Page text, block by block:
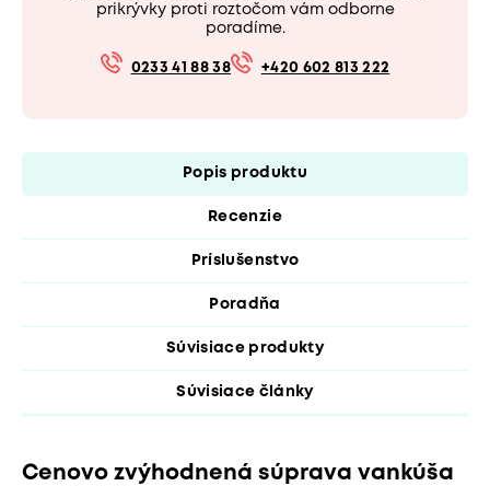
prikrývky proti roztočom vám odborne
poradíme.
0233 41 88 38 +420 602 813 222
Popis produktu
Recenzie
Príslušenstvo
Poradňa
Súvisiace produkty
Súvisiace články
Cenovo zvýhodnená súprava vankúša